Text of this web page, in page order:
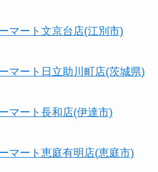
マート文京台店(江別市)
マート日立助川町店(茨城県)
マート長和店(伊達市)
マート恵庭有明店(恵庭市)